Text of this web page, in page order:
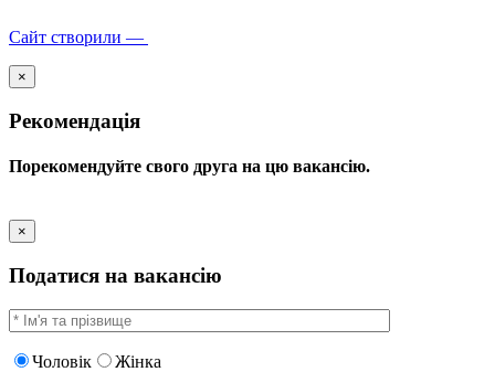
Сайт створили —
×
Рекомендація
Порекомендуйте свого друга на цю вакансію.
×
Податися на вакансію
Чоловік Жінка